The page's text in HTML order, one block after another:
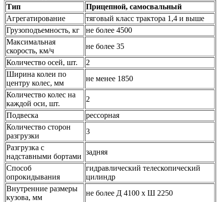
Тип
Прицепной, самосвальный
Агрегатирование
тяговый класс трактора 1,4 и выше
Грузоподъемность, кг
не более 4500
Максимальная
скорость, км/ч
не более 35
Количество осей, шт.
2
Ширина колеи по
центру колес, мм
не менее 1850
Количество колес на
каждой оси, шт.
2
Подвеска
рессорная
Количество сторон
разгрузки
3
Разгрузка с
надставными бортами
задняя
Способ
опрокидывания
гидравлический телескопический
цилиндр
Внутренние размеры
кузова, мм
не более Д 4100 х Ш 2250